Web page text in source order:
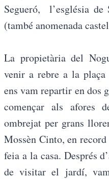
Segueró, l’església
(també anomenada
La propietària del
venir a rebre a la
ens vam repartir en dos
començar als afores
ombrejat per grans
Mossèn Cinto, en record
feia a la casa. Després
de visitar el jardí,